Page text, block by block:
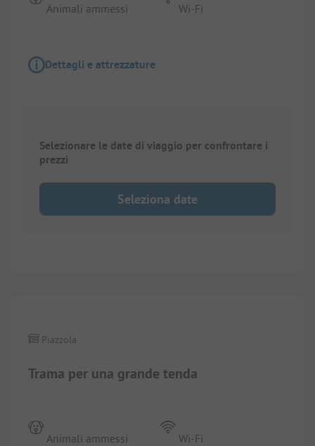
Animali ammessi Wi-Fi
Dettagli e attrezzature
Selezionare le date di viaggio per confrontare i
prezzi
Seleziona date
Trama per una grande tenda
Piazzola
Animali ammessi Wi-Fi